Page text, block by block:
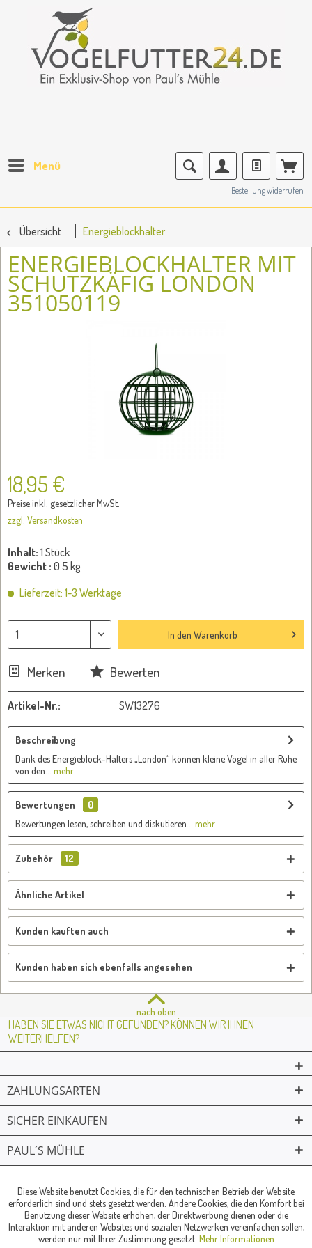
Menü
Bestellung widerrufen
Übersicht Energieblockhalter
ENERGIEBLOCKHALTER MIT
SCHUTZKÄFIG LONDON
351050119
18,95 €
Preise inkl. gesetzlicher MwSt.
zzgl. Versandkosten
Inhalt: 1 Stück
Gewicht : 0.5 kg
Lieferzeit: 1-3 Werktage
In den Warenkorb
Merken Bewerten
Artikel-Nr.: SW13276
Beschreibung
Dank des Energieblock-Halters „London“ können kleine Vögel in aller Ruhe
von den...
mehr
Bewertungen
0
Bewertungen lesen, schreiben und diskutieren...
mehr
Zubehör 12
Ähnliche Artikel
Kunden kauften auch
Kunden haben sich ebenfalls angesehen
nach oben
HABEN SIE ETWAS NICHT GEFUNDEN? KÖNNEN WIR IHNEN
WEITERHELFEN?
ZAHLUNGSARTEN
SICHER EINKAUFEN
PAUL´S MÜHLE
© Paul's Mühle | Inhaber: Christof Paul e.K. | Westring 2 | 45659
Recklinghausen
Fax: 02361 -28831 | E-Mail: info@pauls-muehle.de
Diese Website benutzt Cookies, die für den technischen Betrieb der Website
erforderlich sind und stets gesetzt werden. Andere Cookies, die den Komfort bei
Benutzung dieser Website erhöhen, der Direktwerbung dienen oder die
Interaktion mit anderen Websites und sozialen Netzwerken vereinfachen sollen,
werden nur mit Ihrer Zustimmung gesetzt. Mehr Informationen